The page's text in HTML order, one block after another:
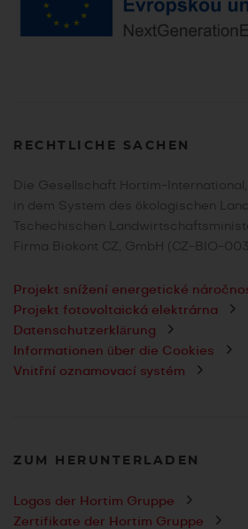
RECHTLICHE SACHEN
Die Gesellschaft Hortim-
in dem System des ökologischen
Tschechischen
Firma Biokont CZ, GmbH (CZ-BIO-
Projekt snížení energetické
Projekt fotovoltaická elektrárna
Datenschutzerklärung
Informationen über die Cookies
Vnitřní oznamovací systém
ZUM HERUNTERLADEN
Logos der Hortim Gruppe
Zertifikate der Hortim Gruppe